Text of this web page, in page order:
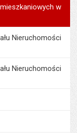
w
Nieruchomości
Nieruchomości